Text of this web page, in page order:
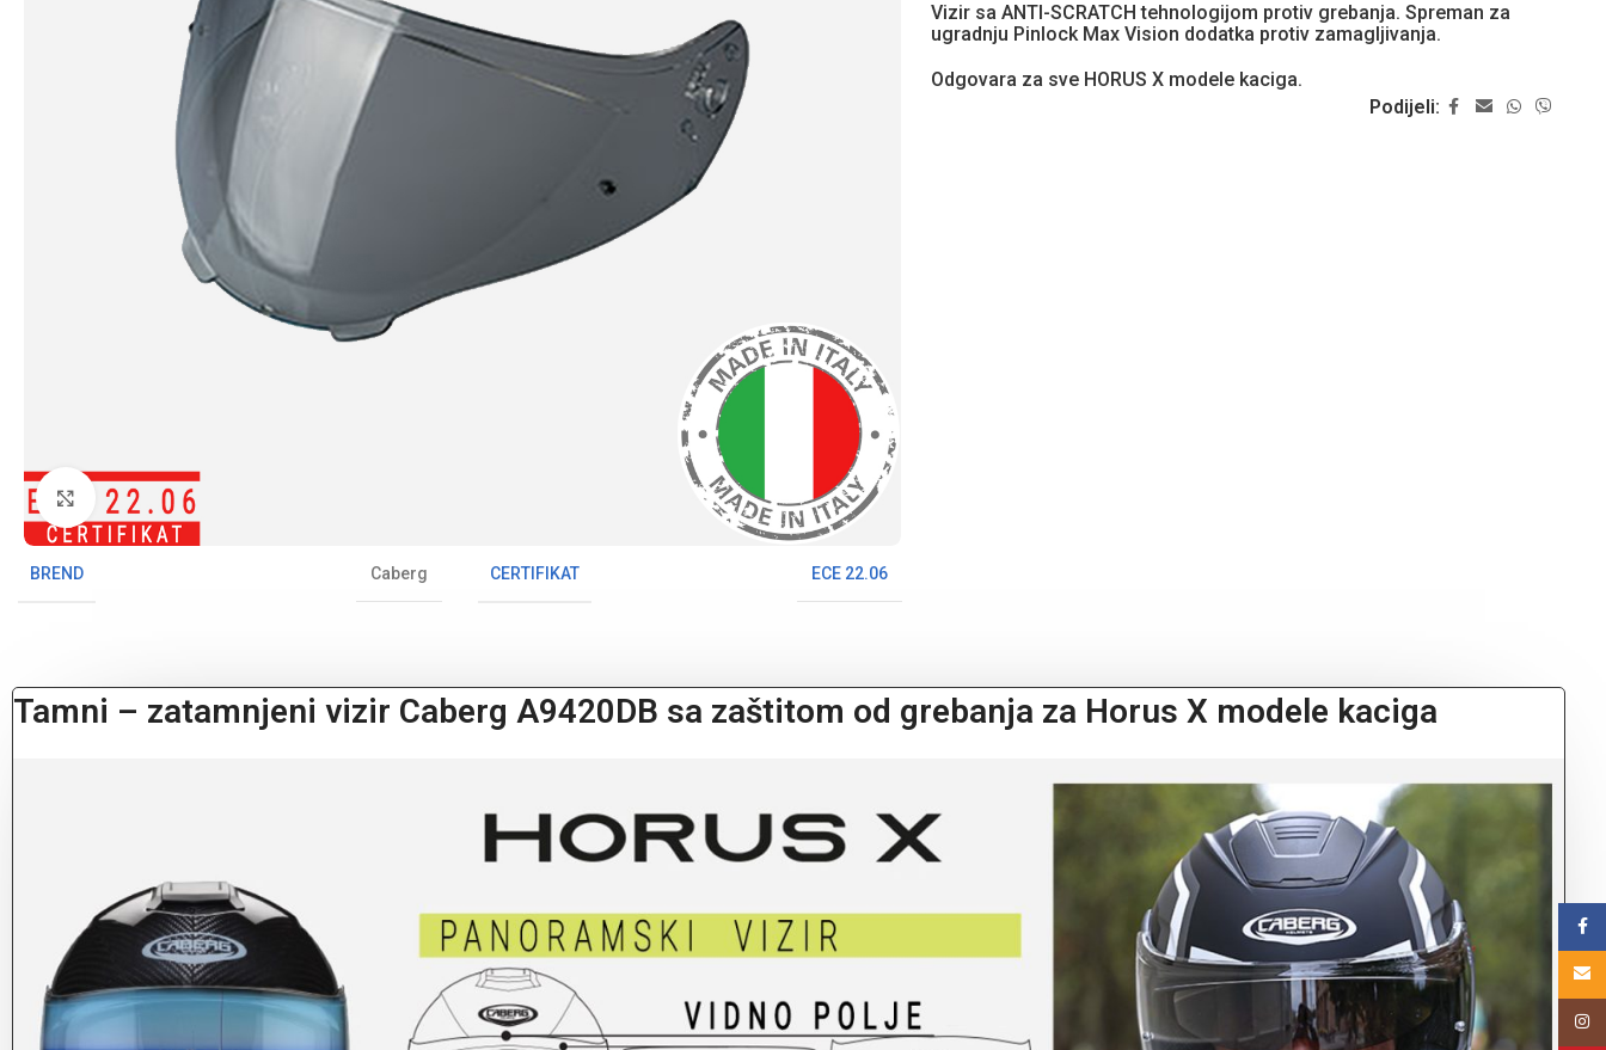
Klikni da uvećaš sliku
BREND Caberg CERTIFIKAT ECE 22.06
Vizir sa ANTI-SCRATCH tehnologijom protiv grebanja. Spreman za
ugradnju Pinlock Max Vision dodatka protiv zamagljivanja.
Odgovara za sve HORUS X modele kaciga.
Podijeli:
Tamni – zatamnjeni vizir Caberg A9420DB sa zaštitom od grebanja za Horus X modele kaciga
Email